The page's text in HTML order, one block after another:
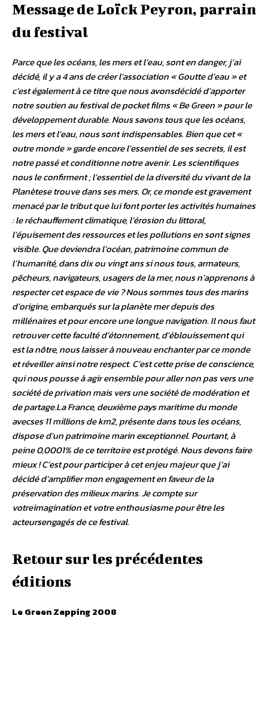
Message de Loïck Peyron, parrain
du festival
Parce que les océans, les mers et l’eau, sont en danger, j’ai
décidé, il y a 4 ans de créer l’association « Goutte d’eau » et
c’est également à ce titre que nous avonsdécidé d’apporter
notre soutien au festival de pocket films « Be Green » pour le
développement durable. Nous savons tous que les océans,
les mers et l’eau, nous sont indispensables. Bien que cet «
outre monde » garde encore l’essentiel de ses secrets, il est
notre passé et conditionne notre avenir. Les scientifiques
nous le confirment ; l’essentiel de la diversité du vivant de la
Planètese trouve dans ses mers. Or, ce monde est gravement
menacé par le tribut que lui font porter les activités humaines
: le réchauffement climatique, l’érosion du littoral,
l’épuisement des ressources et les pollutions en sont signes
visible. Que deviendra l’océan, patrimoine commun de
l’humanité, dans dix ou vingt ans si nous tous, armateurs,
pêcheurs, navigateurs, usagers de la mer, nous n’apprenons à
respecter cet espace de vie ? Nous sommes tous des marins
d’origine, embarqués sur la planète mer depuis des
millénaires et pour encore une longue navigation. Il nous faut
retrouver cette faculté d’étonnement, d’éblouissement qui
est la nôtre, nous laisser à nouveau enchanter par ce monde
et réveiller ainsi notre respect. C’est cette prise de conscience,
qui nous pousse à agir ensemble pour aller non pas vers une
société de privation mais vers une société de modération et
de partage.La France, deuxième pays maritime du monde
avecses 11 millions de km2, présente dans tous les océans,
dispose d’un patrimoine marin exceptionnel. Pourtant, à
peine 0,0001% de ce territoire est protégé. Nous devons faire
mieux ! C’est pour participer à cet enjeu majeur que j’ai
décidé d’amplifier mon engagement en faveur de la
préservation des milieux marins. Je compte sur
votreimagination et votre enthousiasme pour être les
acteursengagés de ce festival.
Retour sur les précédentes
éditions
Le Green Zapping 2008